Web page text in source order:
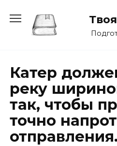
содержанию
Катер
реку
так, чтобы
точно
отправления.